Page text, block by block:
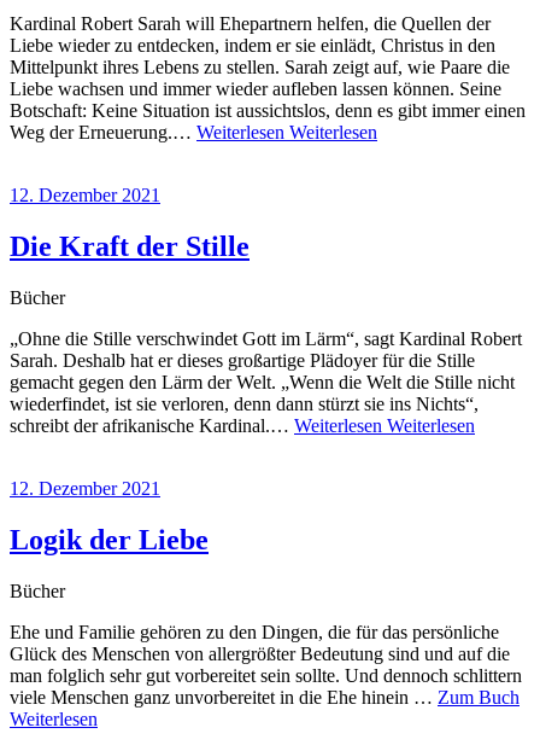
Kardinal Robert Sarah will Ehepartnern helfen, die Quellen der
Liebe wieder zu entdecken, indem er sie einlädt, Christus in den
Mittelpunkt ihres Lebens zu stellen. Sarah zeigt auf, wie Paare die
Liebe wachsen und immer wieder aufleben lassen können. Seine
Botschaft: Keine Situation ist aussichtslos, denn es gibt immer einen
Weg der Erneuerung.… Weiterlesen Weiterlesen
12. Dezember 2021
Die Kraft der Stille
Bücher
„Ohne die Stille verschwindet Gott im Lärm“, sagt Kardinal Robert
Sarah. Deshalb hat er dieses großartige Plädoyer für die Stille
gemacht gegen den Lärm der Welt. „Wenn die Welt die Stille nicht
wiederfindet, ist sie verloren, denn dann stürzt sie ins Nichts“,
schreibt der afrikanische Kardinal.… Weiterlesen Weiterlesen
12. Dezember 2021
Logik der Liebe
Bücher
Ehe und Familie gehören zu den Dingen, die für das persönliche
Glück des Menschen von allergrößter Bedeutung sind und auf die
man folglich sehr gut vorbereitet sein sollte. Und dennoch schlittern
viele Menschen ganz unvorbereitet in die Ehe hinein … Zum Buch
Weiterlesen